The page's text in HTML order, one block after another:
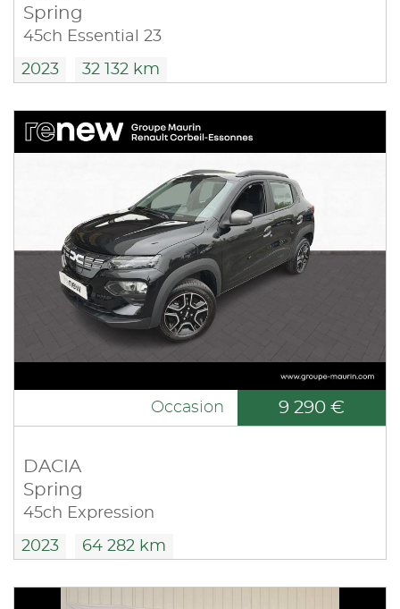
Spring
45ch Essential 23
2023 32 132 km
Occasion 9 290 €
DACIA
Spring
45ch Expression
2023 64 282 km